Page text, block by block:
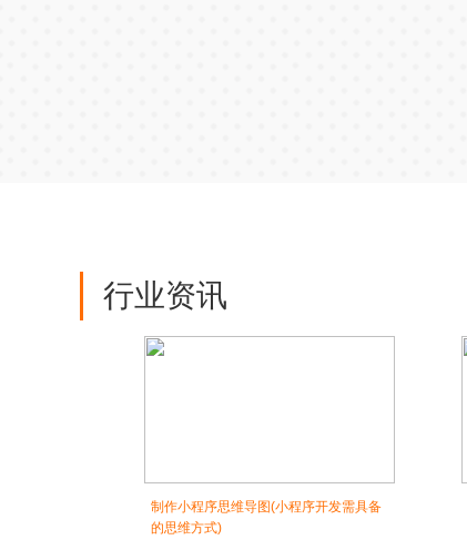
行业资讯
制作小程序思维导图(小程序开发需具备
的思维方式)